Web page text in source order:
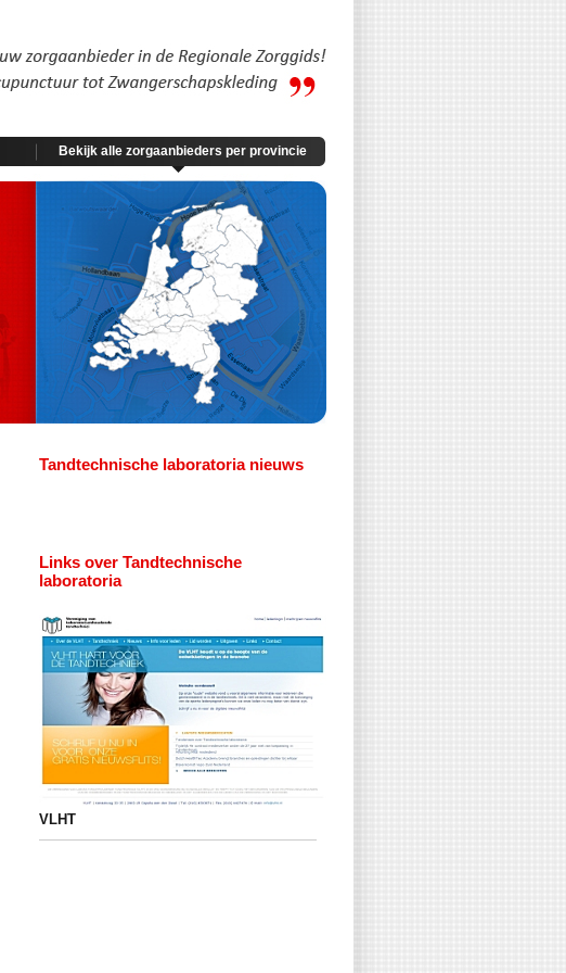
Bekijk alle zorgaanbieders per provincie
Tandtechnische laboratoria nieuws
Links over Tandtechnische
laboratoria
VLHT